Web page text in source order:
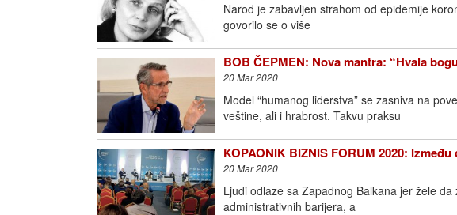
Narod je zabavljen strahom od epidemije
govorilo se o više
BOB ČEPMEN: Nova mantra: “Hvala
20 Mar 2020
Model “humanog liderstva” se zasniva na
veštine, ali i hrabrost. Takvu praksu
KOPAONIK BIZNIS FORUM 2020:
20 Mar 2020
Ljudi odlaze sa Zapadnog Balkana jer žele
administrativnih barijera, a